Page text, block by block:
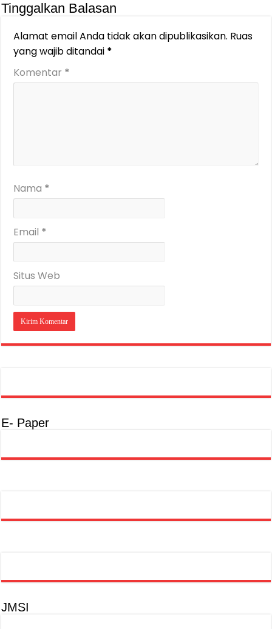
Tinggalkan Balasan
Alamat email Anda tidak akan dipublikasikan. Ruas
yang wajib ditandai *
Komentar *
Nama *
Email *
Situs Web
E- Paper
JMSI